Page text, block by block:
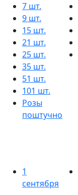
7 шт.
9 шт.
15 шт.
21 шт.
25 шт.
35 шт.
51 шт.
101 шт.
Розы
поштучно
1
сентября